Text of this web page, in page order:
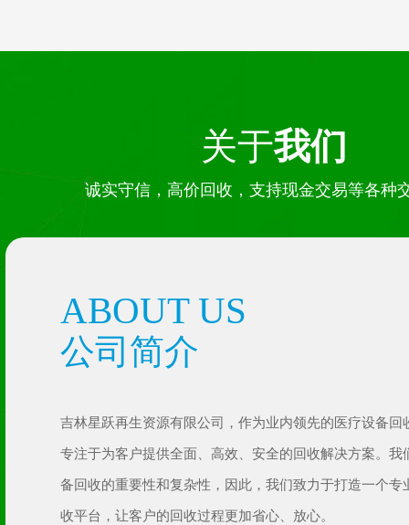
白山实验室设备回收电话 白山实验室
白山实验室设备回收哪家好 白山DR-
关于我们
诚实守信，高价回收，支持现金交易等各种
ABOUT US
公司简介
吉林星跃再生资源有限公司，作为业内领先的医疗设备回
专注于为客户提供全面、高效、安全的回收解决方案。我
备回收的重要性和复杂性，因此，我们致力于打造一个专
收平台，让客户的回收过程更加省心、放心。